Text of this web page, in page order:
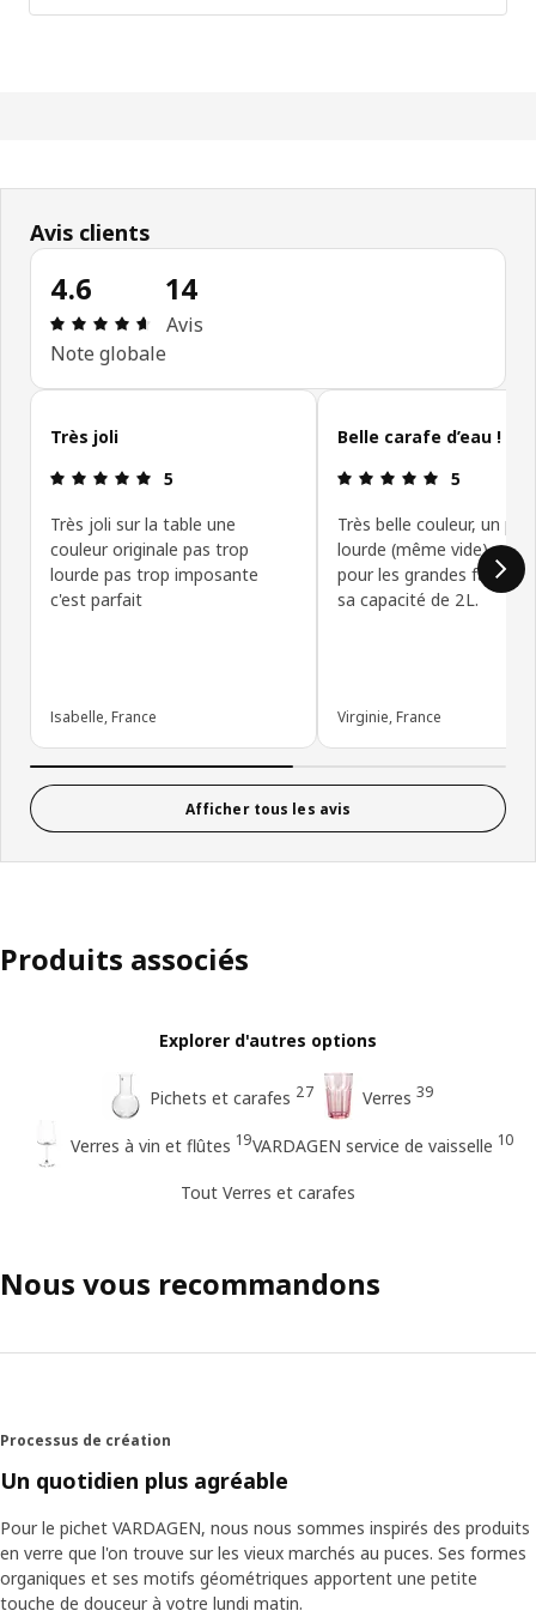
Avis clients
4.6
Avis: 4.6 sur 5 étoiles Nombre total d'avis: 14
Note globale
14
Avis
Ignorer les avis clients
Très joli
Avis: 5 sur 5 étoiles
5
Très joli sur la table une
couleur originale pas trop
lourde pas trop imposante
c'est parfait
Isabelle, France
Belle carafe d’eau !
Avis: 5 sur
5
Très belle couleur, un peu
lourde (même vide) mais
pour les grandes familles
sa capacité de 2L.
Virginie, France
Afficher tous les avis
Produits associés
Explorer d'autres options
Pichets et carafes 27 Verres 39
Verres à vin et flûtes 19VARDAGEN service de vaisselle 10
Tout Verres et carafes
Nous vous recommandons
Processus de création
Un quotidien plus agréable
Pour le pichet VARDAGEN, nous nous sommes inspirés des produits
en verre que l'on trouve sur les vieux marchés au puces. Ses formes
organiques et ses motifs géométriques apportent une petite
touche de douceur à votre lundi matin.